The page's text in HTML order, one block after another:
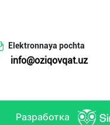
Elektronnaya pochta
info@oziqovqat.uz
Разработка